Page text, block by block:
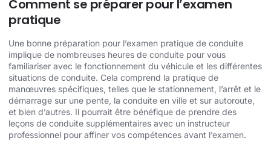
Comment se préparer pour l’examen
pratique
Une bonne préparation pour l’examen pratique de conduite
implique de nombreuses heures de conduite pour vous
familiariser avec le fonctionnement du véhicule et les différentes
situations de conduite. Cela comprend la pratique de
manœuvres spécifiques, telles que le stationnement, l’arrêt et le
démarrage sur une pente, la conduite en ville et sur autoroute,
et bien d’autres. Il pourrait être bénéfique de prendre des
leçons de conduite supplémentaires avec un instructeur
professionnel pour affiner vos compétences avant l’examen.